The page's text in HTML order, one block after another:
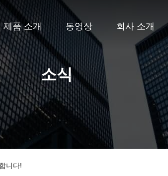
제품 소개 동영상 회사 소개
소식
니다!